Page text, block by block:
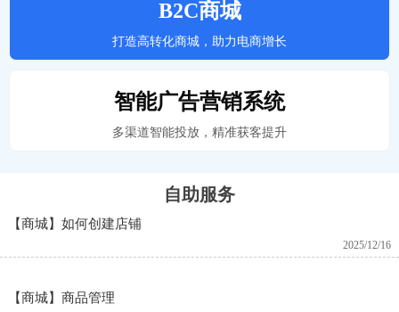
B2C商城
打造高转化商城，助力电商增长
智能广告营销系统
多渠道智能投放，精准获客提升
自助服务
【商城】如何创建店铺
2025/12/16
【商城】商品管理